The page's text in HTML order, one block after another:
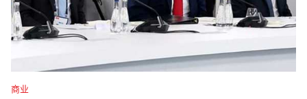
商业